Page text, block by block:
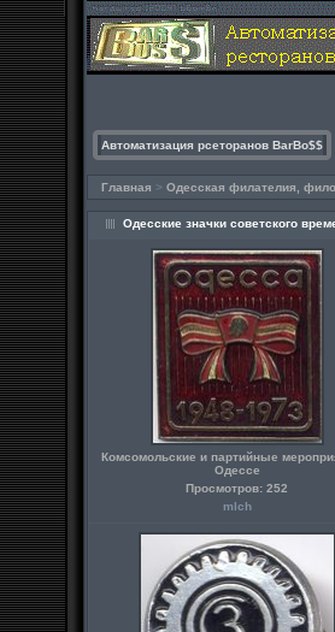
Автоматизация рсеторанов BarBo$$
Главная > Одесская филателия,
Одесские значки советского
Комсомольские и партийные
Одессе
Просмотров: 252
mlch